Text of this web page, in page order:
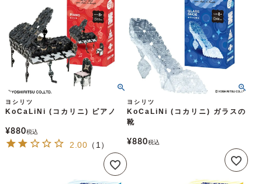
ヨシリツ
KoCaLiNi (コカリニ) ピアノ
¥880税込
2.00 （ 1）
ヨシリツ
KoCaLiNi (コカリニ) ガラスの
靴
¥880税込